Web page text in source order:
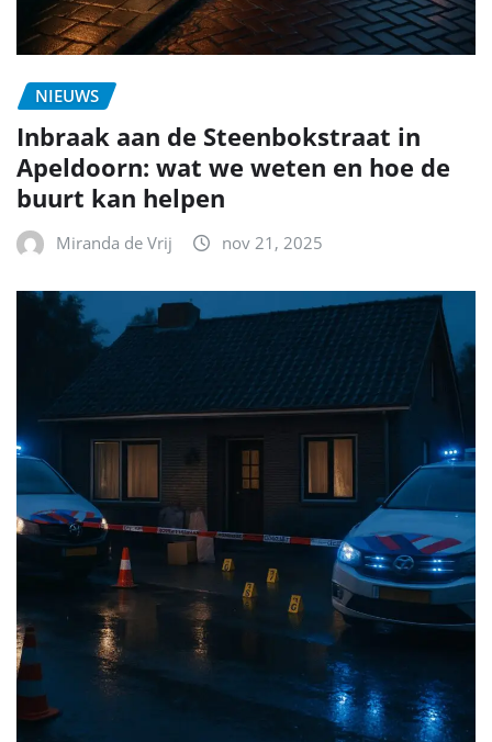
NIEUWS
Inbraak aan de Steenbokstraat in
Apeldoorn: wat we weten en hoe de
buurt kan helpen
Miranda de Vrij nov 21, 2025